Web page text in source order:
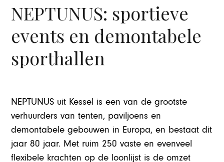
NEPTUNUS: sportieve
events en demontabele
sporthallen
NEPTUNUS uit Kessel is een van de grootste
verhuurders van tenten, paviljoens en
demontabele gebouwen in Europa, en bestaat dit
jaar 80 jaar. Met ruim 250 vaste en evenveel
flexibele krachten op de loonlijst is de omzet